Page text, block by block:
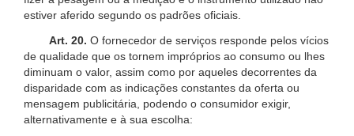
estiver aferido segundo os padrões oficiais.
Art. 20. O fornecedor de serviços responde pelos vícios
de qualidade que os tornem impróprios ao consumo ou lhes
diminuam o valor, assim como por aqueles decorrentes da
disparidade com as indicações constantes da oferta ou
mensagem publicitária, podendo o consumidor exigir,
alternativamente e à sua escolha: